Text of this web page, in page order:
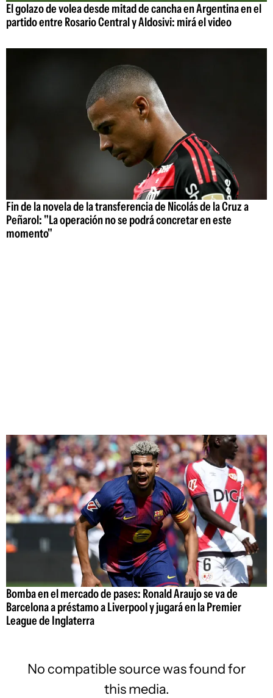
El golazo de volea desde mitad de cancha en Argentina en el
partido entre Rosario Central y Aldosivi: mirá el video
Fin de la novela de la transferencia de Nicolás de la Cruz a
Peñarol: "La operación no se podrá concretar en este
momento"
Bomba en el mercado de pases: Ronald Araujo se va de
Barcelona a préstamo a Liverpool y jugará en la Premier
League de Inglaterra
No compatible source was found for
this media.